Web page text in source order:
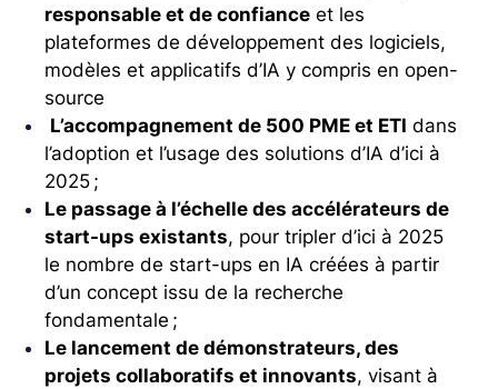
responsable et de confiance et les
plateformes de développement des logiciels,
modèles et applicatifs d’IA y compris en open-
source
L’accompagnement de 500 PME et ETI dans
l’adoption et l’usage des solutions d’IA d’ici à
2025 ;
Le passage à l’échelle des accélérateurs de
start-ups existants, pour tripler d’ici à 2025
le nombre de start-ups en IA créées à partir
d’un concept issu de la recherche
fondamentale ;
Le lancement de démonstrateurs, des
projets collaboratifs et innovants, visant à